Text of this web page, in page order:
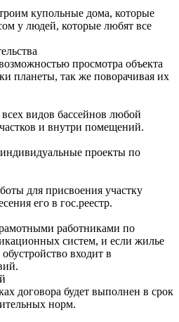
купольные дома, которые
у людей, которые любят все
просмотра объекта
планеты, так же поворачивая их
видов бассейнов любой
и внутри помещений.
проекты по
для присвоения участку
его в гос.реестр.
работниками по
систем, и если жилье
входит в
договора будет выполнен в срок
норм.